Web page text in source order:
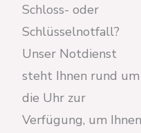
Schloss- oder
Schlüsselnotfall?
Unser Notdienst
steht Ihnen rund um
die Uhr zur
Verfügung, um Ihnen